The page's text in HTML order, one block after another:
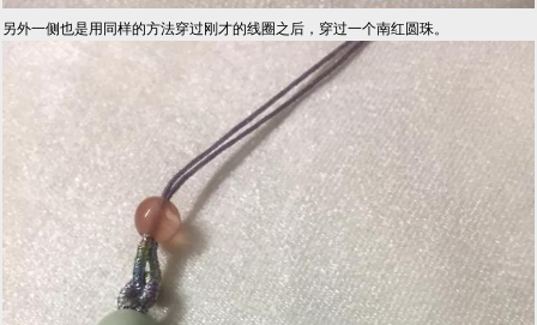
另外一侧也是用同样的方法穿过刚才的线圈之后，穿过一个南红圆珠。